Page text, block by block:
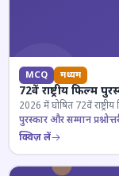
MCQ मध्यम
72वें राष्ट्रीय फिल्म
2026 में घोषित 72वें
पुरस्कार और सम्मान
क्विज़ लें